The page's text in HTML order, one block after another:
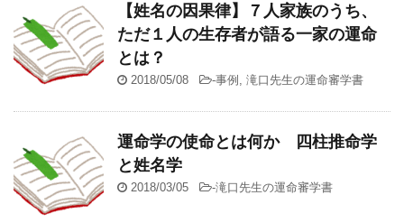
【姓名の因果律】７人家族のうち、
ただ１人の生存者が語る一家の運命
とは？
2018/05/08 -事例 滝口先生の運命審学書
運命学の使命とは何か 四柱推命学
と姓名学
2018/03/05 -滝口先生の運命審学書